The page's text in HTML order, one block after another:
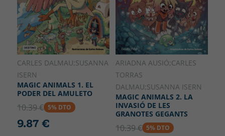
CARLES DALMAU;SUSANNA
ISERN
MAGIC ANIMALS 1. EL
PODER DEL AMULETO
10.39 € 5% DTO
9.87 €
ARIADNA AUSIÓ;CARLES
TORRAS
DALMAU;SUSANNA ISERN
MAGIC ANIMALS 2. LA
INVASIÓ DE LES
GRANOTES GEGANTS
10.39 € 5% DTO